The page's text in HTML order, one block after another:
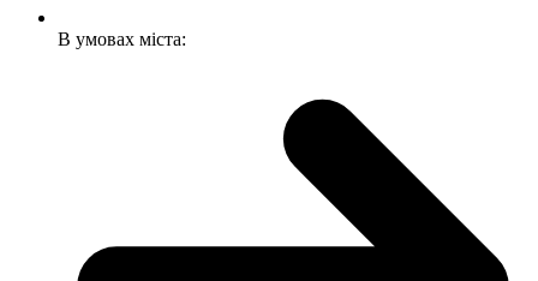
В умовах міста: